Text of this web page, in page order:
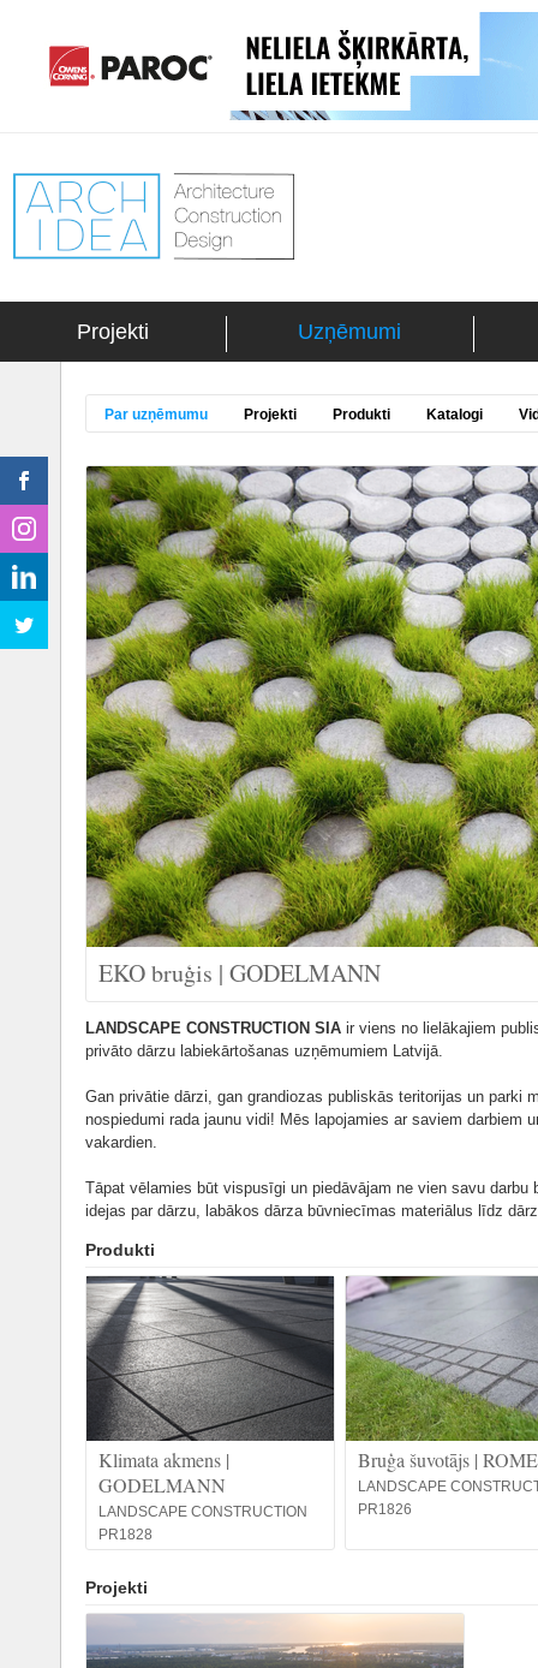
Projekti Uzņēmumi
Par uzņēmumu Projekti Produkti Katalogi
EKO bruģis | GODELMANN
LANDSCAPE CONSTRUCTION SIA ir viens no lielākajiem
privāto dārzu labiekārtošanas uzņēmumiem Latvijā.
Gan privātie dārzi, gan grandiozas publiskās teritorijas un parki
nospiedumi rada jaunu vidi! Mēs lapojamies ar saviem darbiem
vakardien.
Tāpat vēlamies būt vispusīgi un piedāvājam ne vien savu
idejas par dārzu, labākos dārza būvniecīmas materiālus līdz
Produkti
Klimata akmens |
GODELMANN
LANDSCAPE CONSTRUCTION
PR1828
Bruģa šuvotājs |
LANDSCAPE
PR1826
Projekti